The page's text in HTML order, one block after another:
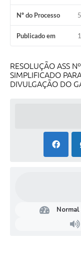
Nº do Processo
Publicado em
RESOLUÇÃO ASS
SIMPLIFICADO
DIVULGAÇÃO DO